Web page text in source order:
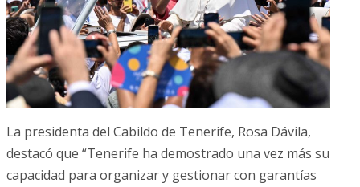
La presidenta del Cabildo de Tenerife, Rosa Dávila,
destacó que “Tenerife ha demostrado una vez más su
capacidad para organizar y gestionar con garantías